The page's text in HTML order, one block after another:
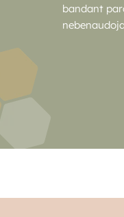
bandant